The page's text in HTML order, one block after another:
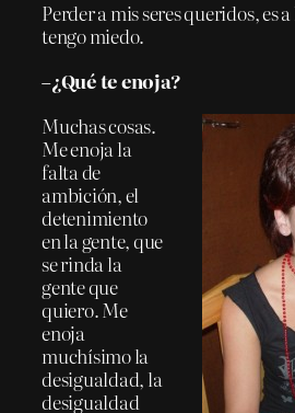
Perder a mis seres queridos, es
tengo miedo.
–¿Qué te enoja?
Muchas cosas.
Me enoja la
falta de
ambición, el
detenimiento
en la gente, que
se rinda la
gente que
quiero. Me
enoja
muchísimo la
desigualdad, la
desigualdad